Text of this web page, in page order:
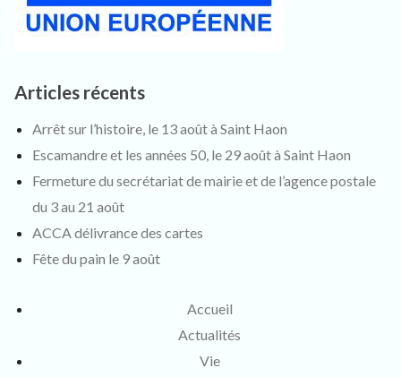
Articles récents
Arrêt sur l’histoire, le 13 août à Saint Haon
Escamandre et les années 50, le 29 août à Saint Haon
Fermeture du secrétariat de mairie et de l’agence postale
du 3 au 21 août
ACCA délivrance des cartes
Fête du pain le 9 août
Accueil
Actualités
Vie